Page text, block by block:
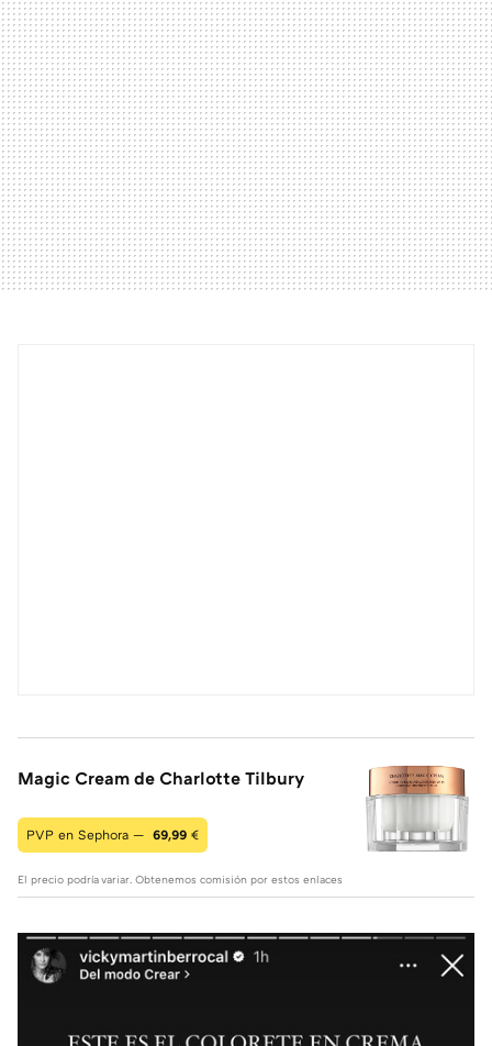
Magic Cream de Charlotte Tilbury
PVP en Sephora — 69,99 €
El precio podría variar. Obtenemos comisión por estos enlaces